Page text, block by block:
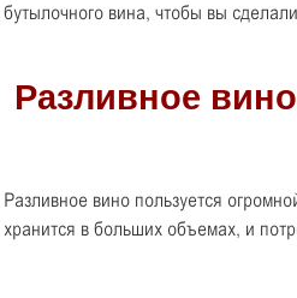
бутылочного вина, чтобы вы
Разливное вино пользуется
хранится в больших объемах, и